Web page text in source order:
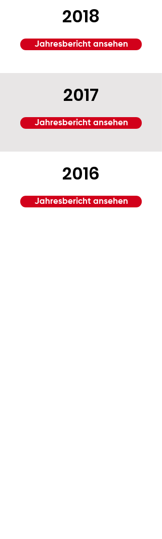
2018
Jahresbericht ansehen
2017
Jahresbericht ansehen
2016
Jahresbericht ansehen